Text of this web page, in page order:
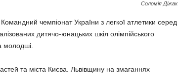
Соломія Діжак
чемпіонат України з легкої атлетики серед
дитячо-юнацьких шкіл олімпійського
молодші.
та міста Києва. Львівщину на змаганнях